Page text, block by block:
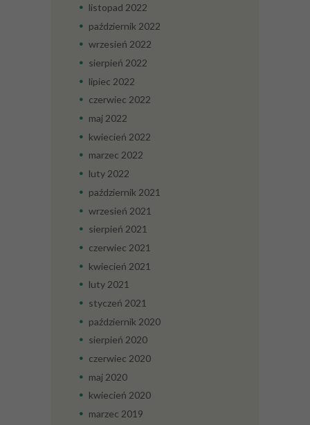
listopad 2022
październik 2022
wrzesień 2022
sierpień 2022
lipiec 2022
czerwiec 2022
maj 2022
kwiecień 2022
marzec 2022
luty 2022
październik 2021
wrzesień 2021
sierpień 2021
czerwiec 2021
kwiecień 2021
luty 2021
styczeń 2021
październik 2020
sierpień 2020
czerwiec 2020
maj 2020
kwiecień 2020
marzec 2019